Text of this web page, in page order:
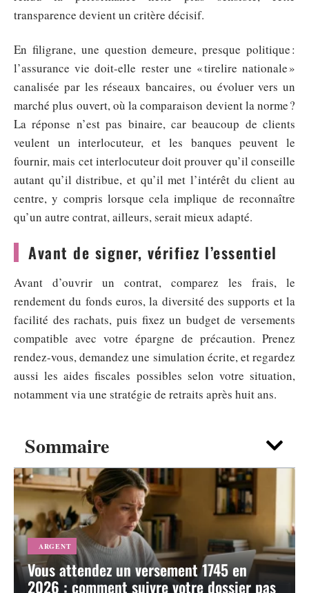
Sommaire
ARGENT
Vous attendez un versement 1745 en
2026 : comment suivre votre dossier pas
transparence devient un critère décisif.
En filigrane, une question demeure, presque politique :
l’assurance vie doit-elle rester une « tirelire nationale »
canalisée par les réseaux bancaires, ou évoluer vers un
marché plus ouvert, où la comparaison devient la norme ?
La réponse n’est pas binaire, car beaucoup de clients
veulent un interlocuteur, et les banques peuvent le
fournir, mais cet interlocuteur doit prouver qu’il conseille
autant qu’il distribue, et qu’il met l’intérêt du client au
centre, y compris lorsque cela implique de reconnaître
qu’un autre contrat, ailleurs, serait mieux adapté.
Avant de signer, vérifiez l’essentiel
Avant d’ouvrir un contrat, comparez les frais, le
rendement du fonds euros, la diversité des supports et la
facilité des rachats, puis fixez un budget de versements
compatible avec votre épargne de précaution. Prenez
rendez-vous, demandez une simulation écrite, et regardez
aussi les aides fiscales possibles selon votre situation,
notamment via une stratégie de retraits après huit ans.